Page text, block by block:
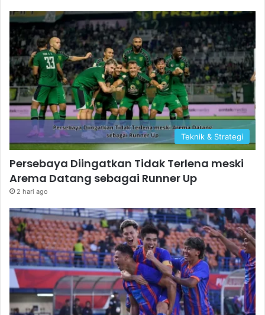
Teknik & Strategi
Persebaya Diingatkan Tidak Terlena meski
Arema Datang sebagai Runner Up
2 hari ago